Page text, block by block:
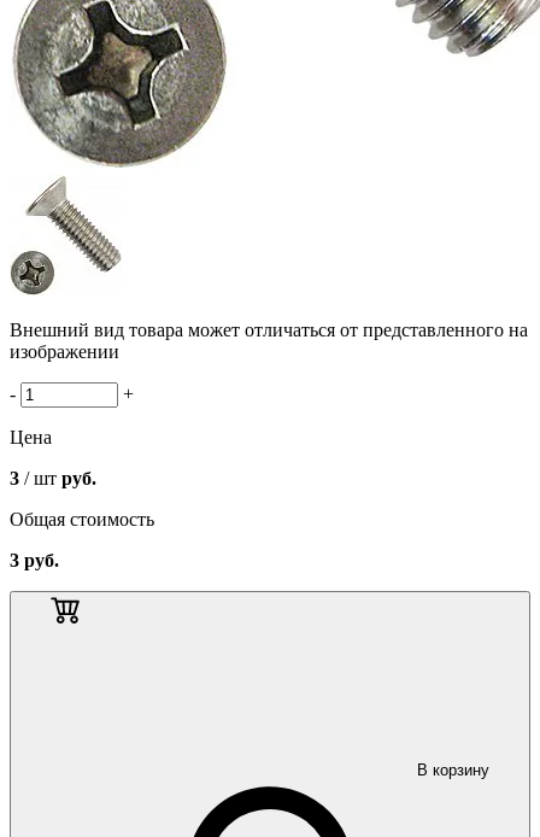
Внешний вид товара может отличаться от представленного на
изображении
- +
Цена
3 / шт руб.
Общая стоимость
3 руб.
В корзину